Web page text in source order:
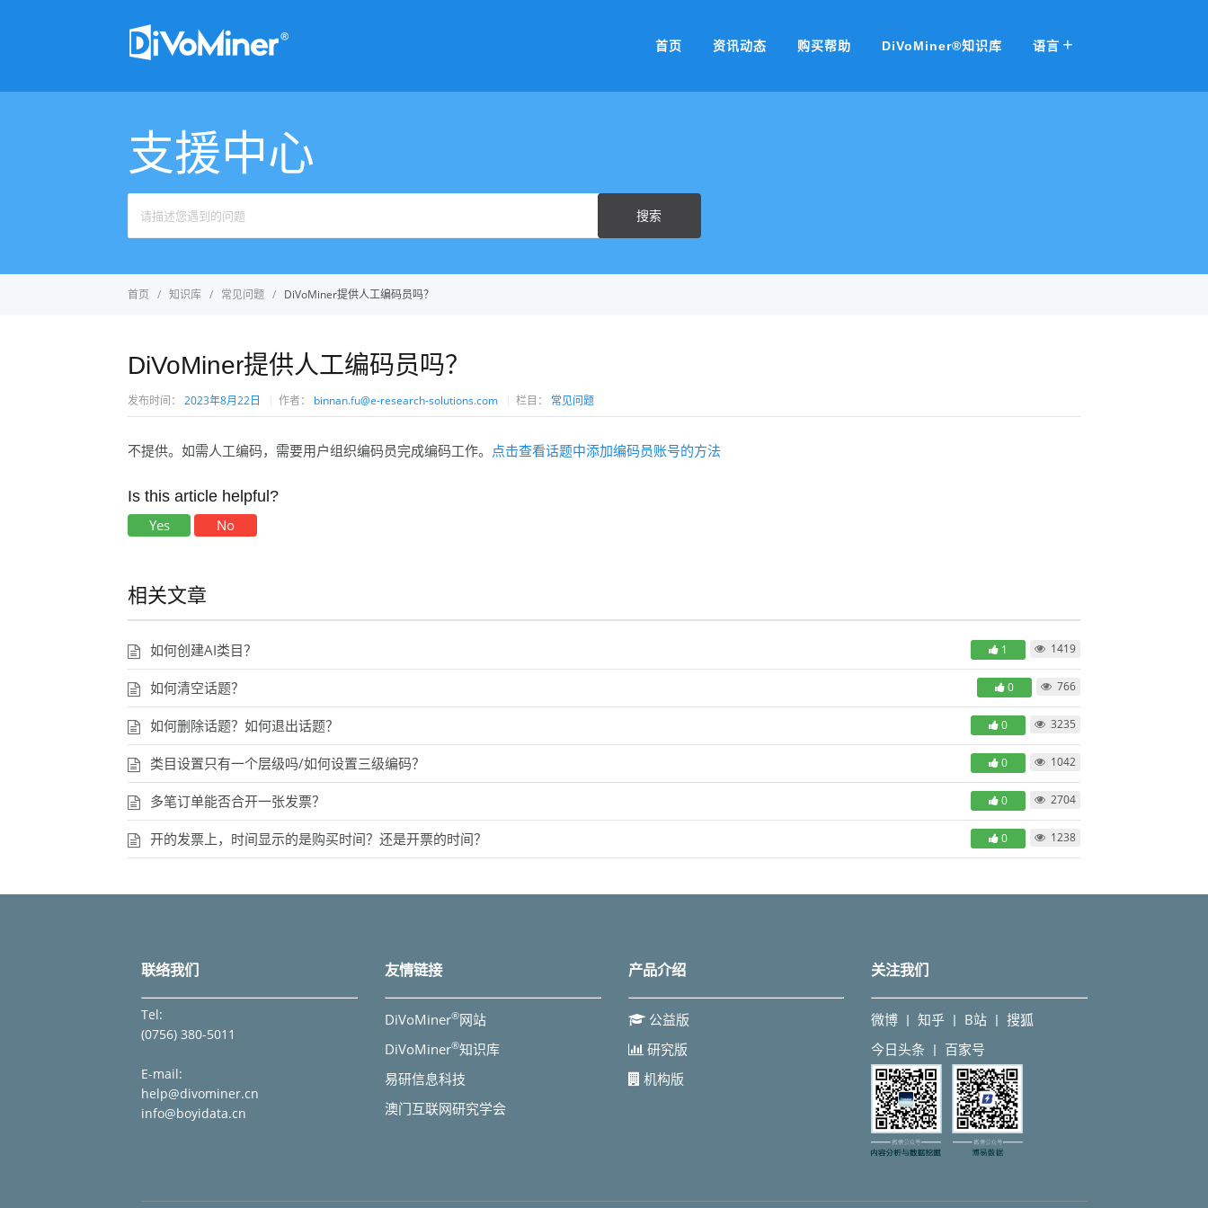
首页 资讯动态 购买帮助 DiVoMiner®知识库 语言
支援中心
搜索
首页 知识库 常见问题 DiVoMiner提供人工编码员吗？
DiVoMiner提供人工编码员吗？
发布时间： 2023年8月22日 作者： binnan.fu@e-research-solutions.com 栏目： 常见问题
不提供。如需人工编码，需要用户组织编码员完成编码工作。 点击查看话题中添加编码员账号的方法
Is this article helpful?
Yes
No
相关文章
如何创建AI类目？ 1 1419
如何清空话题？ 0 766
如何删除话题？如何退出话题？ 0 3235
类目设置只有一个层级吗/如何设置三级编码？ 0 1042
多笔订单能否合开一张发票？ 0 2704
开的发票上，时间显示的是购买时间？还是开票的时间？ 0 1238
联络我们
Tel:
(0756) 380-5011
E-mail:
help@divominer.cn
info@boyidata.cn
友情链接
DiVoMiner®网站
DiVoMiner®知识库
易研信息科技
澳门互联网研究学会
产品介绍
公益版
研究版
机构版
关注我们
微博 丨知乎 丨 B站 丨搜狐
今日头条 丨 百家号